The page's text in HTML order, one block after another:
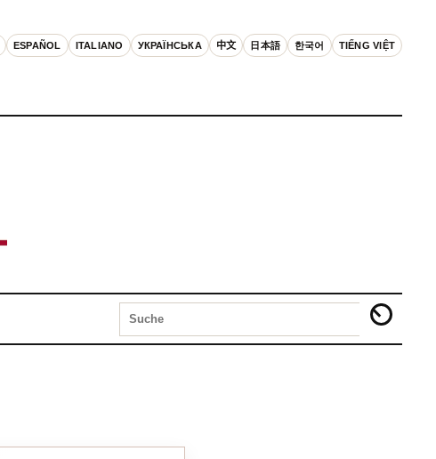
ESPAÑOL ITALIANO УКРАЇНСЬКА 中文 日本語 한국어 TIẾNG VIỆT